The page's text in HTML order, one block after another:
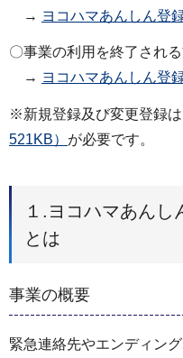
→ ヨコハマあんしん登
〇事業の利用を終了され
→ ヨコハマあんしん登
※新規登録及び変更登録は
521KB） が必要です。
１.ヨコハマあんし
とは
事業の概要
緊急連絡先やエンディン